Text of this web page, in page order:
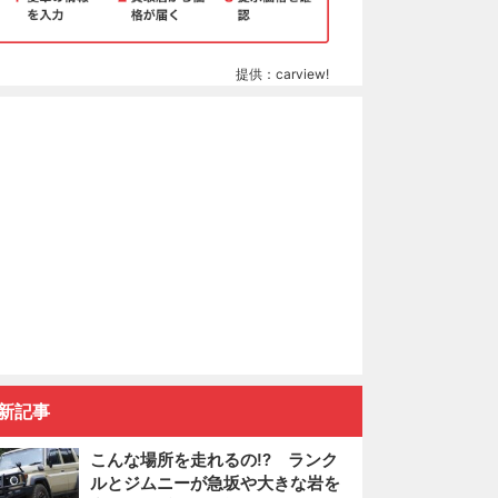
提供：carview!
記事
こんな場所を走れるの!? ランク
ルとジムニーが急坂や大きな岩を